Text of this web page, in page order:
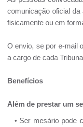
comunicação oficial
fisicamente ou em
O envio, se por e-mail
a cargo de cada
Benefícios
Além de prestar um
Ser mesário pode